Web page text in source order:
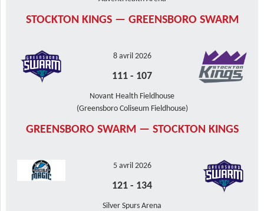
STOCKTON KINGS — GREENSBORO SWARM
8 avril 2026
111 - 107
Novant Health Fieldhouse
(Greensboro Coliseum Fieldhouse)
GREENSBORO SWARM — STOCKTON KINGS
5 avril 2026
121 - 134
Silver Spurs Arena